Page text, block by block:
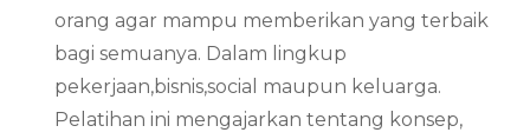
orang agar mampu memberikan yang terbaik
bagi semuanya. Dalam lingkup
pekerjaan,bisnis,social maupun keluarga.
Pelatihan ini mengajarkan tentang konsep,